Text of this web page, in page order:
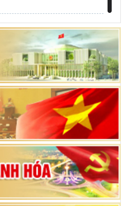
thứ Nhất, Quốc hội khóa XVI
trình bỏ phiếu bầu cử ĐBQH
biểu HĐND các cấp nhiệm kỳ
hội Việt Nam: vì lợi ích Nhân dân,
của đất nước
nội dung Đại hội đại biểu
Hóa lần thứ XX, nhiệm kỳ
Đảng bộ xã Yên Thọ lần thứ I,
– 2030